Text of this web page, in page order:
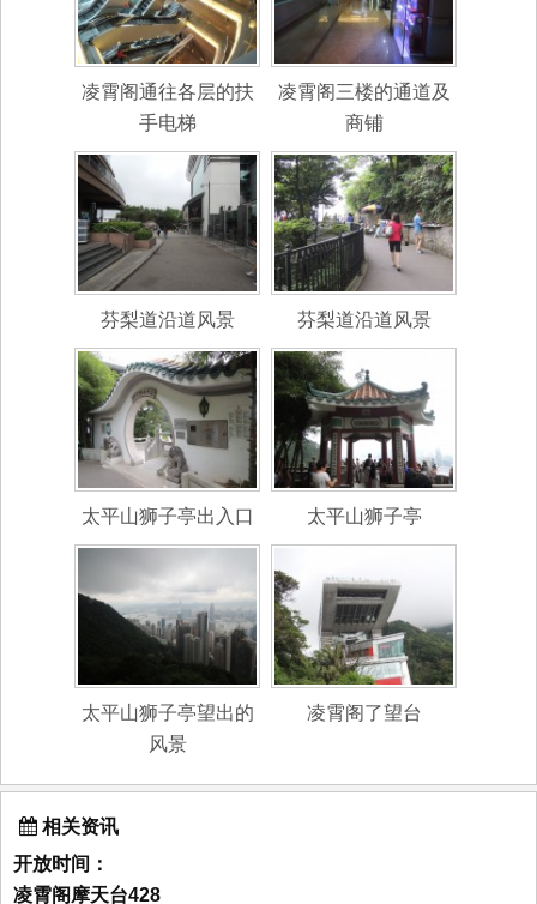
凌霄阁通往各层的扶
手电梯
凌霄阁三楼的通道及
商铺
芬梨道沿道风景 芬梨道沿道风景
太平山狮子亭出入口 太平山狮子亭
太平山狮子亭望出的
风景
凌霄阁了望台
相关资讯
开放时间：
凌霄阁摩天台428